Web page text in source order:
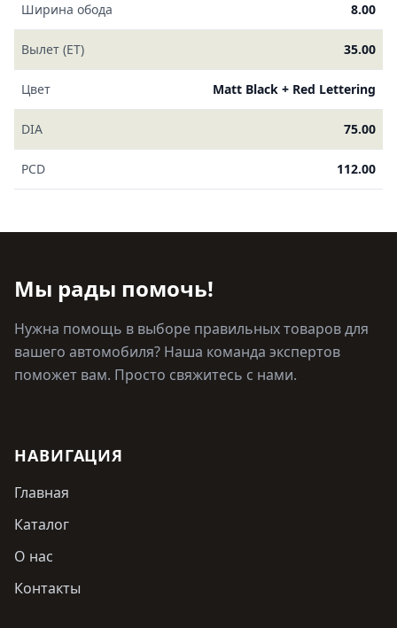
Ширина обода 8.00
Вылет (ET) 35.00
Цвет Matt Black + Red Lettering
DIA 75.00
PCD 112.00
Мы рады помочь!
Нужна помощь в выборе правильных товаров для
вашего автомобиля? Наша команда экспертов
поможет вам. Просто свяжитесь с нами.
НАВИГАЦИЯ
Главная
Каталог
О нас
Контакты